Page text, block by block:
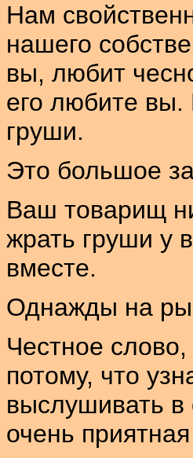
Нам
нашего
вы, любит
его любите
груши.
Это большое
Ваш товарищ
жрать груши у
вместе.
Однажды на
Честное
потому, что
выслушивать
очень